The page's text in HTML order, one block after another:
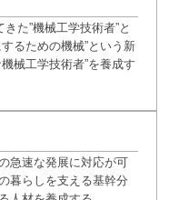
た”機械工学技術者”と
るための機械”という新
械工学技術者”を養成す
急速な発展に対応が可
暮らしを支える基幹分